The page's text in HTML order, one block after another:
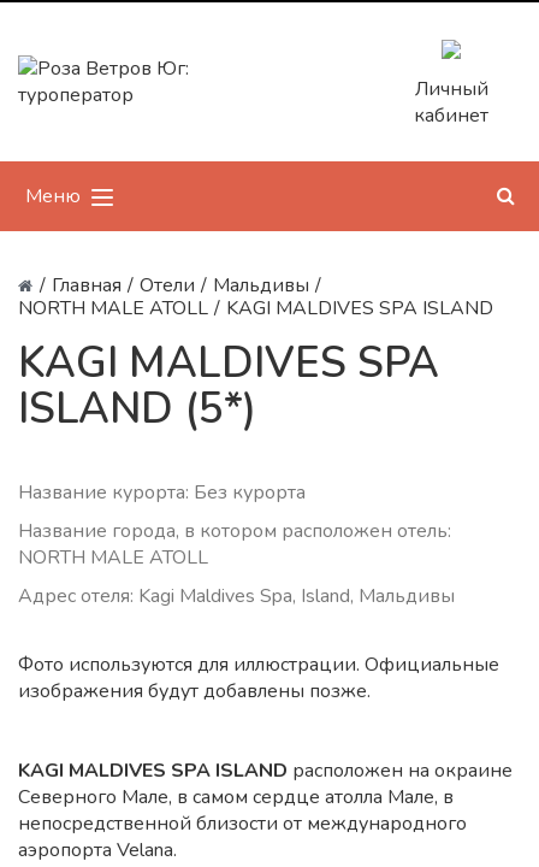
Личный
кабинет
Меню
/ Главная / Отели / Мальдивы /
NORTH MALE ATOLL / KAGI MALDIVES SPA ISLAND
KAGI MALDIVES SPA
ISLAND (5*)
Название курорта: Без курорта
Название города, в котором расположен отель:
NORTH MALE ATOLL
Адрес отеля: Kagi Maldives Spa, Island, Мальдивы
Фото используются для иллюстрации. Официальные
изображения будут добавлены позже.
KAGI MALDIVES SPA ISLAND расположен на окраине
Северного Мале, в самом сердце атолла Мале, в
непосредственной близости от международного
аэропорта Velana.